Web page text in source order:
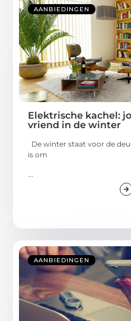
AANBIEDINGEN
Elektrische kachel:
vriend in de winter
De winter staat voor de
is om
AANBIEDINGEN